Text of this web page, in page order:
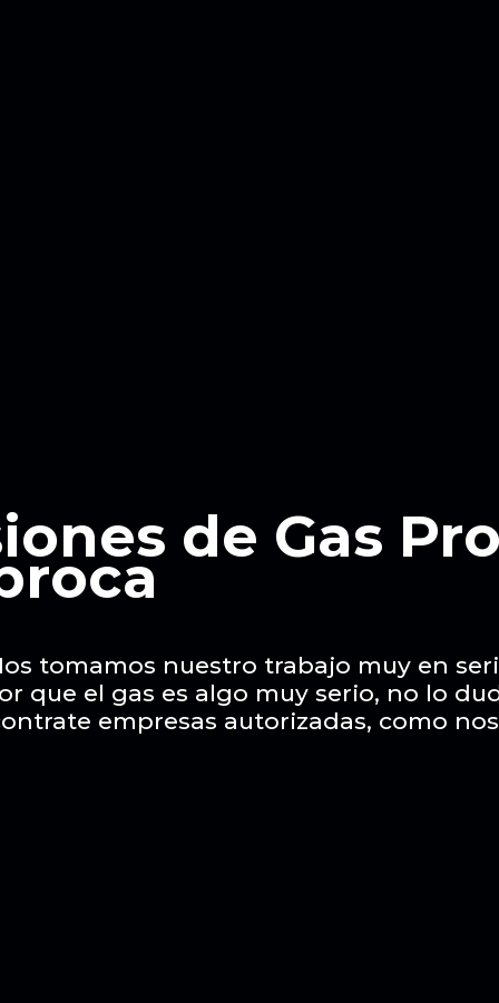
de Gas
tomamos nuestro trabajo muy en
que el gas es algo muy serio, no lo
empresas autorizadas, como